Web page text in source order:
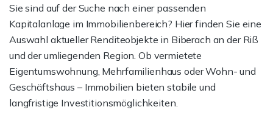
Sie sind auf der Suche nach einer passenden
Kapitalanlage im Immobilienbereich? Hier finden Sie eine
Auswahl aktueller Renditeobjekte in Biberach an der Riß
und der umliegenden Region. Ob vermietete
Eigentumswohnung, Mehrfamilienhaus oder Wohn- und
Geschäftshaus – Immobilien bieten stabile und
langfristige Investitionsmöglichkeiten.